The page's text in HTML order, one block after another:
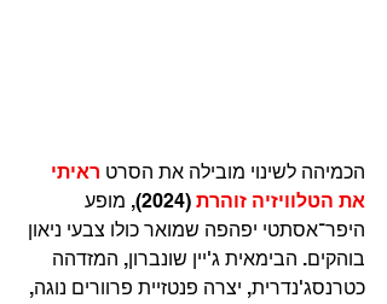
הכמיהה לשינוי מובילה את הסרט ראיתי
את הטלוויזיה זוהרת
(2024), מופע
היפר־אסתטי יפהפה שמואר כולו צבעי ניאון
בוהקים. הבימאית ג'יין שונברון, המזדהה
כטרנסג'נדרית, יצרה פנטזיית פרוורים נוגה,